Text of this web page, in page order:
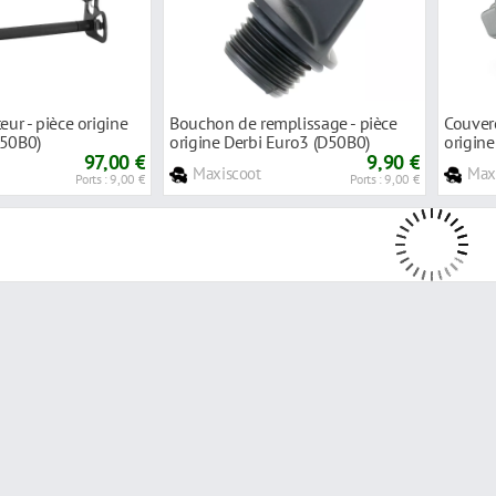
- pièce origine
97,00 €
Ports : 9,00 €
Bouchon de remplissage - pièce
origine Derbi Euro3 (D50B0)
Maxiscoot 9,90 €
Ports : 9,00 €